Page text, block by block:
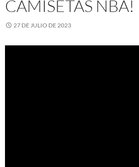
CAMISETAS NBA!
27 DE JULIO DE 2023